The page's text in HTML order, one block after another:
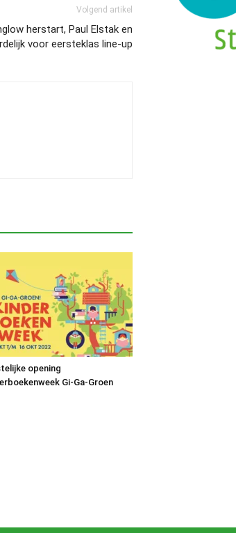
Volgend artikel
herstart, Paul Elstak en
voor eersteklas line-up
opening
Gi-Ga-Groen